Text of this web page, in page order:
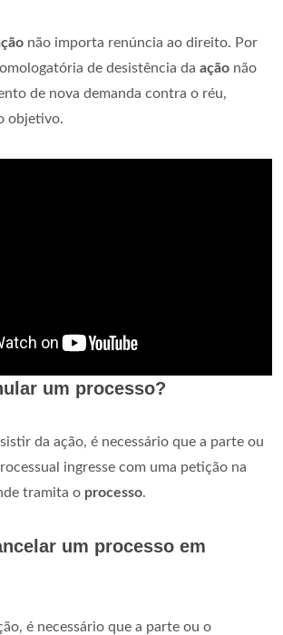
não importa renúncia ao direito. Por
de desistência da ação não
de nova demanda contra o réu,
objetivo.
um processo?
da ação, é necessário que a parte ou
ingresse com uma petição na
tramita o processo.
um processo em
é necessário que a parte ou o